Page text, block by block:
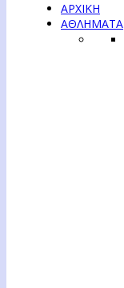
ΑΡΧΙΚΗ
ΑΘΛΗΜΑΤΑ